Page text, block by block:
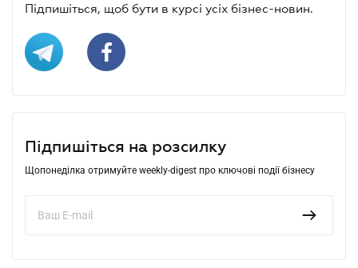
Підпишіться, щоб бути в курсі усіх бізнес-новин.
Підпишіться на розсилку
Щопонеділка отримуйте weekly-digest про ключові події бізнесу